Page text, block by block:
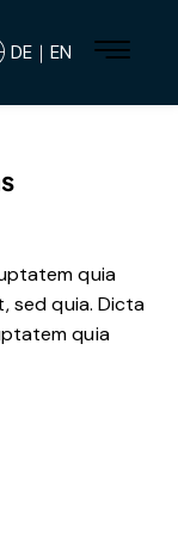
DE｜EN
quia
sed quia. Dicta
quia